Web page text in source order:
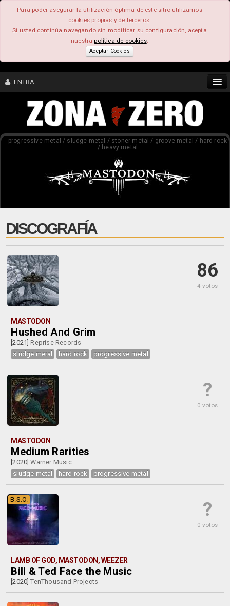
Para poder asegurar la utilización óptima de este sitio utilizamos
cookies propias y de terceros.
Si usted continúa navegando sin modificar su configuración, acepta
nuestrapolítica de cookies.
Aceptar Cookies
ENTRA
CONTENIDO
progressive metal / sludge metal / stoner metal / groove metal / hard rock
/ heavy metal
DISCOGRAFÍA
86
4 votos
MASTODON
Hushed And Grim
[2021] Reprise Records
sludge metal
hard rock progressive metal
?
0 votos
MASTODON
Medium Rarities
[2020]Warner Music
sludge metal
hard rock progressive metal
?
0 votos
B.S.O.
LAMB OF GOD, MASTODON, WEEZER
Bill & Ted Face the Music
[2020]TenThousand Projects